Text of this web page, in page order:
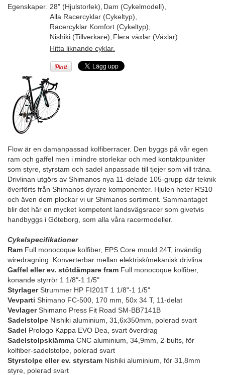
Egenskaper. 28" (Hjulstorlek) Dam (Cykelmodell)
Alla Racercyklar (Cykeltyp)
Racercyklar Komfort (Cykeltyp)
Nishiki (Tillverkare) Flera växlar (Växlar)
Hitta liknande cyklar.
Flow är en damanpassad kolfiberracer. Den byggs på vår egen
ram och gaffel men i mindre storlekar och med kontaktpunkter
som styre, styrstam och sadel anpassade till tjejer som vill träna.
Drivlinan utgörs av Shimanos nya 11-delade 105-grupp där teknik
överförts från Shimanos dyrare komponenter. Hjulen heter RS10
och även dem plockar vi ur Shimanos sortiment. Sammantaget
blir det här en mycket kompetent landsvägsracer som givetvis
handbyggs i Göteborg, som alla våra racermodeller.
Cykelspecifikationer
Ram Full monocoque kolfiber, EPS Core mould 24T, invändig
wiredragning. Konverterbar mellan elektrisk/mekanisk drivlina
Gaffel eller ev. stötdämpare fram Full monocoque kolfiber,
konande styrrör 1 1/8"-1 1/5"
StyrlagerStrummer HP FI201T 1 1/8"-1 1/5"
Vevparti Shimano FC-500, 170 mm, 50x 34 T, 11-delat
VevlagerShimano Press Fit Road SM-BB7141B
Sadelstolpe Nishiki aluminium, 31,6x350mm, polerad svart
Sadel Prologo Kappa EVO Dea, svart överdrag
Sadelstolpsklämma CNC aluminium, 34,9mm, 2-bults, för
kolfiber-sadelstolpe, polerad svart
Styrstolpe eller ev. styrstam Nishiki aluminium, för 31,8mm
styre, polerad svart